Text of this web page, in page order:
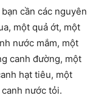
cần các nguyên
một quả ớt, một
nước mắm, một
canh đường, một
hạt tiêu, một
nước tỏi.